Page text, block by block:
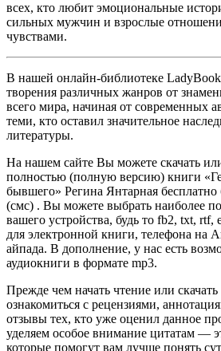
всех, кто любит эмоциональные
сильных мужчин и взрослые
чувствами.
В нашей онлайн-библиотеке
творения различных жанров от
всего мира, начиная от современных
теми, кто оставил значительное
литературы.
На нашем сайте Вы можете скачать
полностью (полную версию) книги
бывшего» Регина Янтарная бесплатно
(смс) . Вы можете выбрать наиболее
вашего устройства, будь то fb2, txt, rtf,
для электронной книги, телефона на
айпада. В дополнение, у нас есть
аудиокниги в формате mp3.
Прежде чем начать чтение или
ознакомиться с рецензиями,
отзывы тех, кто уже оценил данное
уделяем особое внимание цитатам —
которые помогут вам лучше понять